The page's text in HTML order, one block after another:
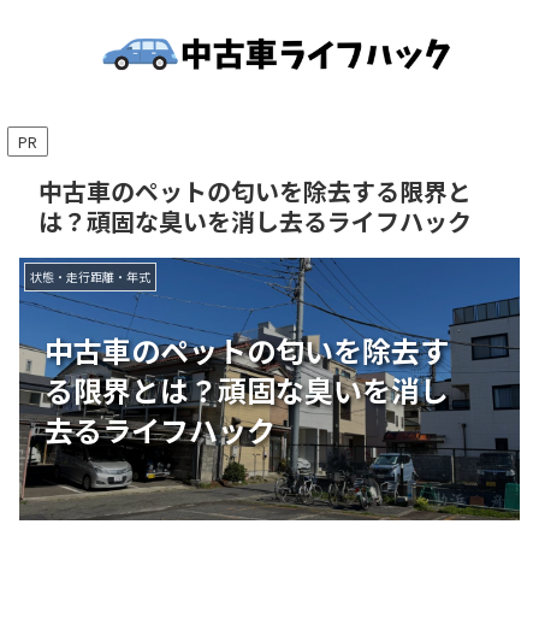
PR
中古車のペットの匂いを除去する限界と
は？頑固な臭いを消し去るライフハック
中古車のペットの匂いを除去す
る限界とは？頑固な臭いを消し
去るライフハック
状態・走行距離・年式